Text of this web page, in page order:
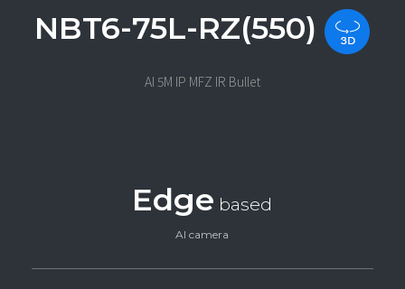
NBT6-75L-RZ(550)
AI 5M IP MFZ IR Bullet
Edge based
AI camera